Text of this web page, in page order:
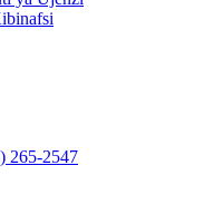
265-2547